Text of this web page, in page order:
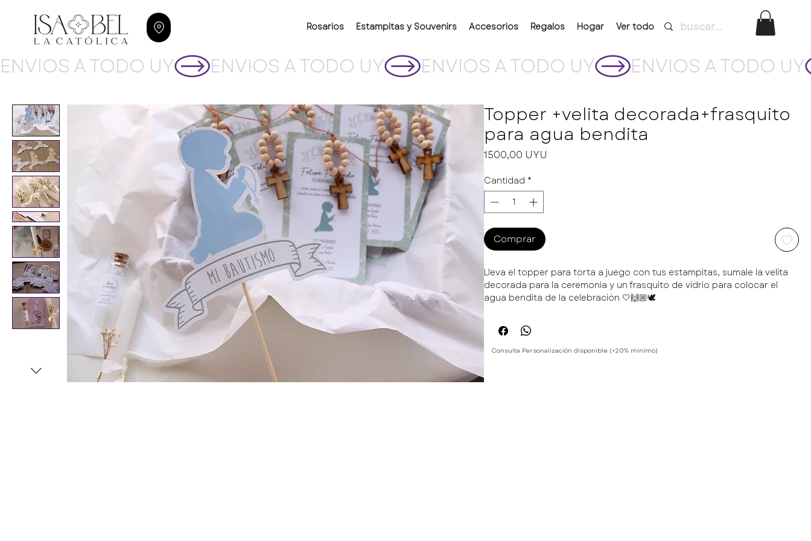
Rosarios Estampitas y Souvenirs Accesorios Regalos Hogar Ver todo
ENVIOS A TODO UY
Topper +velita decorada+frasquito
para agua bendita
1500,00 UYU
Cantidad *
Comprar
Lleva el topper para torta a juego con tus estampitas, sumale la velita
decorada para la ceremonia y un frasquito de vidrio para colocar el
agua bendita de la celebración 🤍🙌🏼🕊
Consulta Personalización disponible (+20% mínimo)